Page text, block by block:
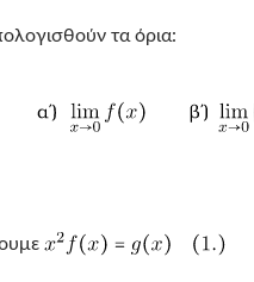
τα όρια: